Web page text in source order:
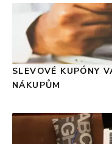
SLEVOVÉ KUPÓNY
NÁKUPŮM